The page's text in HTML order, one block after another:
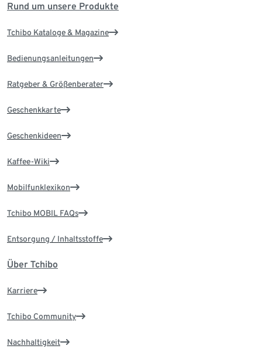
Rund um unsere Produkte
Tchibo Kataloge & Magazine
Bedienungsanleitungen
Ratgeber & Größenberater
Geschenkkarte
Geschenkideen
Kaffee-Wiki
Mobilfunklexikon
Tchibo MOBIL FAQs
Entsorgung / Inhaltsstoffe
Über Tchibo
Karriere
Tchibo Community
Nachhaltigkeit